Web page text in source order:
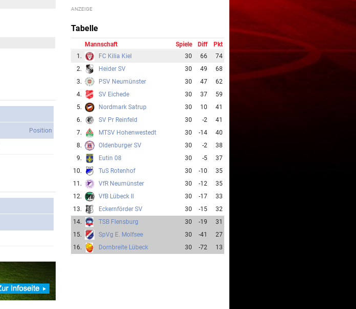
Position
Tabelle
Mannschaft Spiele Diff
Pkt
1.
FC Kilia Kiel 30 66
74
2.
Heider SV 30 49
68
3.
PSV Neumünster 30 47
62
4.
SV Eichede 30 37
59
5.
Nordmark Satrup 30 10
41
6.
SV Pr Reinfeld 30 -2
41
7.
MTSV Hohenwestedt 30 -14
40
8.
Oldenburger SV 30 -2
38
9.
Eutin 08 30 -5
37
10.
TuS Rotenhof 30 -10
35
11.
VfR Neumünster 30 -12
35
12.
VfB Lübeck II 30 -17
33
13.
Eckernförder SV 30 -15
32
14.
TSB Flensburg 30 -19
31
15.
SpVg E. Molfsee 30 -41
27
16.
Dornbreite Lübeck 30 -72 13